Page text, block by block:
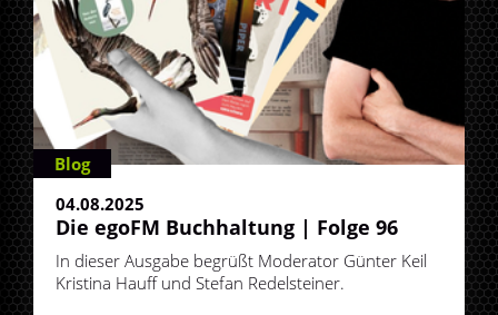
Blog
04.08.2025
Die egoFM Buchhaltung | Folge 96
In dieser Ausgabe begrüßt Moderator Günter Keil
Kristina Hauff und Stefan Redelsteiner.